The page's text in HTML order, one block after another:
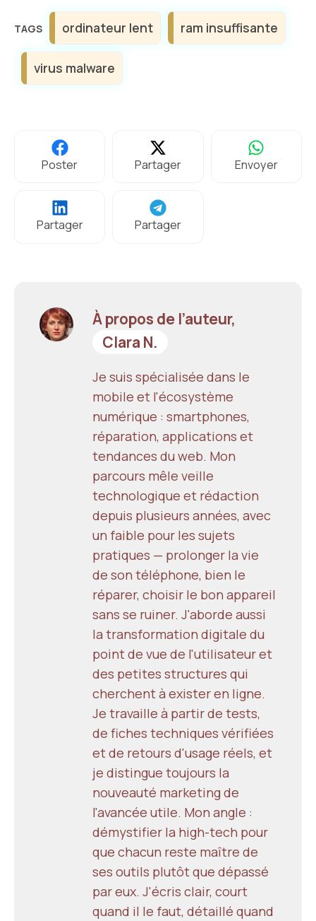
Étiquettes
ordinateur lent ram insuffisante
virus malware
Poster Partager Envoyer
Partager Partager
À propos de l’auteur,
Clara N.
Je suis spécialisée dans le
mobile et l'écosystème
numérique : smartphones,
réparation, applications et
tendances du web. Mon
parcours mêle veille
technologique et rédaction
depuis plusieurs années, avec
un faible pour les sujets
pratiques — prolonger la vie
de son téléphone, bien le
réparer, choisir le bon appareil
sans se ruiner. J'aborde aussi
la transformation digitale du
point de vue de l'utilisateur et
des petites structures qui
cherchent à exister en ligne.
Je travaille à partir de tests,
de fiches techniques vérifiées
et de retours d'usage réels, et
je distingue toujours la
nouveauté marketing de
l'avancée utile. Mon angle :
démystifier la high-tech pour
que chacun reste maître de
ses outils plutôt que dépassé
par eux. J'écris clair, court
quand il le faut, détaillé quand